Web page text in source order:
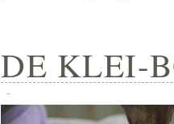
DE KLEI-
-